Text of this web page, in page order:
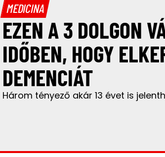
MEDICINA
EZEN A 3 DOLGON
IDŐBEN, HOGY
DEMENCIÁT
Három tényező akár 13 évet is